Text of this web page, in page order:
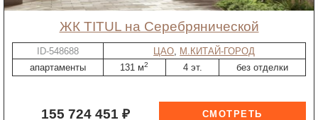
ЖК TITUL на Серебрянической
ID-548688 ЦАО М.КИТАЙ-ГОРОД
апартаменты
131 м2 4 эт. без отделки
155 724 451 ₽